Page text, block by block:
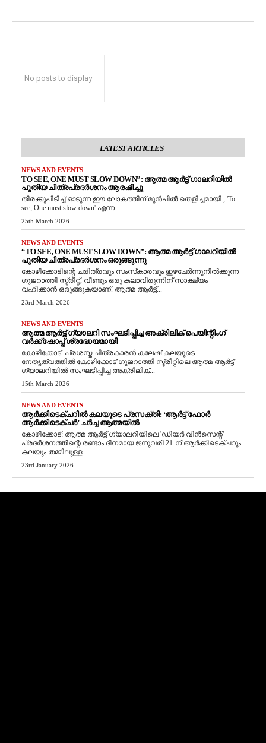
No posts to display
LATEST ARTICLES
NEWS AND EVENTS
TO SEE, ONE MUST SLOW DOWN”: ആത്മ ആർട്ട് ഗാലറിയിൽ
പുതിയ ചിത്രപ്രദർശനം ആരംഭിച്ചു
തിരക്കുപിടിച്ച് ഓടുന്ന ഈ ലോകത്തിന് മുൻപിൽ തെളിച്ചമായി , 'To
see, One must slow down' എന്ന...
25th March 2026
NEWS AND EVENTS
“TO SEE, ONE MUST SLOW DOWN”: ആത്മ ആർട്ട് ഗാലറിയിൽ
പുതിയ ചിത്രപ്രദർശനം ഒരുങ്ങുന്നു
കോഴിക്കോടിന്റെ ചരിത്രവും സംസ്‌കാരവും ഇഴചേർന്നുനിൽക്കുന്ന
ഗുജറാത്തി സ്ട്രീറ്റ്, വീണ്ടും ഒരു കലാവിരുന്നിന് സാക്ഷ്യം
വഹിക്കാൻ ഒരുങ്ങുകയാണ്. ആത്മ ആർട്ട്...
23rd March 2026
NEWS AND EVENTS
ആത്മ ആർട്ട് ഗ്യാലറി സംഘടിപ്പിച്ച അക്രിലിക് പെയിന്റിംഗ്
വർക്ക്‌ഷോപ്പ് ശ്രദ്ധേയമായി
കോഴിക്കോട്: പ്രശസ്ത ചിത്രകാരൻ കലേഷ് കലയുടെ
നേതൃത്വത്തിൽ കോഴിക്കോട് ഗുജറാത്തി സ്ട്രീറ്റിലെ ആത്മ ആർട്ട്
ഗ്യാലറിയിൽ സംഘടിപ്പിച്ച അക്രിലിക്...
15th March 2026
NEWS AND EVENTS
ആർക്കിടെക്ചറിൽ കലയുടെ പ്രസക്തി: ‘ആർട്ട് ഫോർ
ആർക്കിടെക്ചർ’ ചർച്ച ആത്മയിൽ
​കോഴിക്കോട്: ആത്മ ആർട്ട് ഗ്യാലറിയിലെ 'ഡിയർ വിൻസെന്റ്'
പ്രദർശനത്തിന്റെ രണ്ടാം ദിനമായ ജനുവരി 21-ന് ആർക്കിടെക്ചറും
കലയും തമ്മിലുള്ള...
23rd January 2026